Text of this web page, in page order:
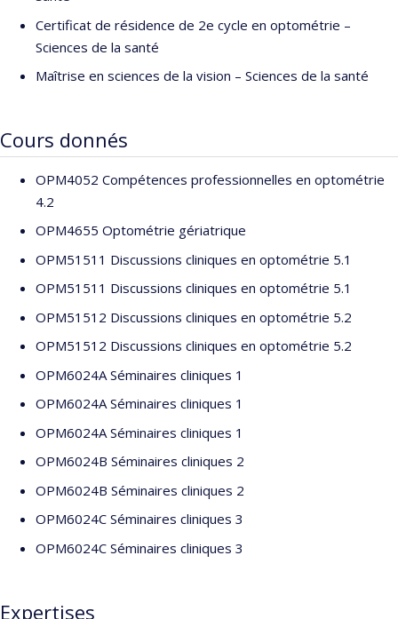
Certificat de résidence de 2e cycle en optométrie –
Sciences de la santé
Maîtrise en sciences de la vision – Sciences de la santé
Cours donnés
OPM4052 Compétences professionnelles en optométrie
4.2
OPM4655 Optométrie gériatrique
OPM51511 Discussions cliniques en optométrie 5.1
OPM51511 Discussions cliniques en optométrie 5.1
OPM51512 Discussions cliniques en optométrie 5.2
OPM51512 Discussions cliniques en optométrie 5.2
OPM6024A Séminaires cliniques 1
OPM6024A Séminaires cliniques 1
OPM6024A Séminaires cliniques 1
OPM6024B Séminaires cliniques 2
OPM6024B Séminaires cliniques 2
OPM6024C Séminaires cliniques 3
OPM6024C Séminaires cliniques 3
Expertises